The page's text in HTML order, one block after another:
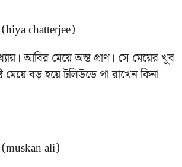
আবির মেয়ে অন্ত প্রাণ। সে মেয়ের খুব
বড় হয়ে টলিউডে পা রাখেন কিনা